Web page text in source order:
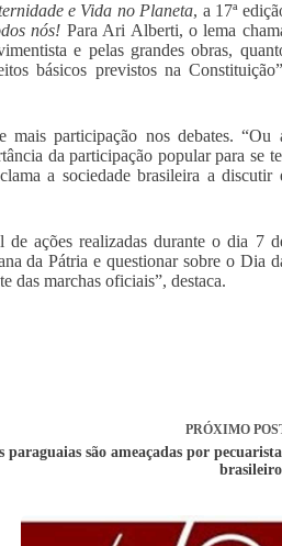
e Vida no Planeta, a 17ª
nós! Para Ari Alberti, o lema
e pelas grandes obras,
básicos previstos na
participação nos debates. “Ou
da participação popular para se
a sociedade brasileira a discutir
ações realizadas durante o dia 7
da Pátria e questionar sobre o Dia
das marchas oficiais”, destaca.
PRÓXIMO
paraguaias são ameaçadas por